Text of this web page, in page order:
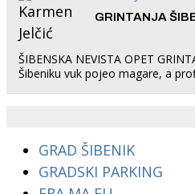
GRINTANJA
ŠIBENSKA NEVISTA OPET
Šibeniku vuk pojeo magare, a
GRAD ŠIBENIK
GRADSKI PARKING